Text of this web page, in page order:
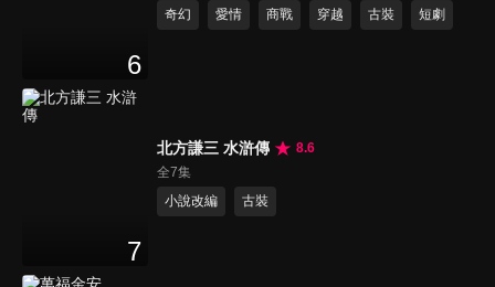
6
奇幻
愛情 商戰 穿越 古裝 短劇
7
北方謙三 水滸傳
8.6
全7集
小說改編
古裝